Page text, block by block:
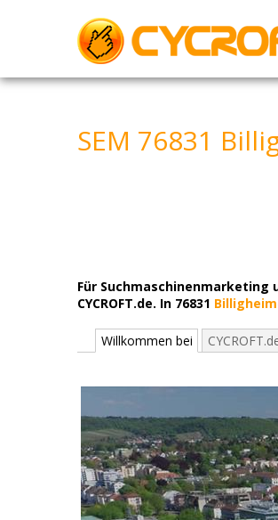
SEM 76831
Für Suchmaschinenmarketing
CYCROFT.de. In 76831 Billigheim
Willkommen bei